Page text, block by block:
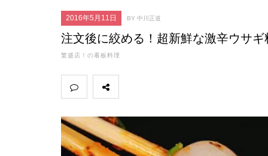
2016年5月11日 BY 中川正道
注文後に絞める！超新鮮な激辛ウサ
繁盛店！の看板料理